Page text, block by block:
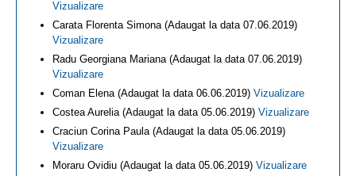
Vizualizare
Carata Florenta Simona (Adaugat la data 07.06.2019)
Vizualizare
Radu Georgiana Mariana (Adaugat la data 07.06.2019)
Vizualizare
Coman Elena (Adaugat la data 06.06.2019) Vizualizare
Costea Aurelia (Adaugat la data 05.06.2019) Vizualizare
Craciun Corina Paula (Adaugat la data 05.06.2019)
Vizualizare
Moraru Ovidiu (Adaugat la data 05.06.2019) Vizualizare